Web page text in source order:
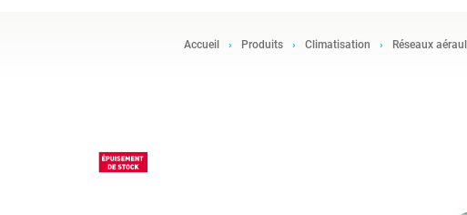
Accueil Produits Climatisation Réseaux